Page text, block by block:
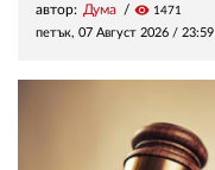
автор: Дума visibility 1471
петък, 07 Август 2026 / 23:59